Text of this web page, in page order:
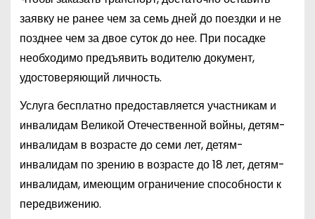
заявку не ранее чем за семь дней до поездки и не
позднее чем за двое суток до нее. При посадке
необходимо предъявить водителю документ,
удостоверяющий личность.
Услуга бесплатно предоставляется участникам и
инвалидам Великой Отечественной войны, детям-
инвалидам в возрасте до семи лет, детям-
инвалидам по зрению в возрасте до 18 лет, детям-
инвалидам, имеющим ограничение способности к
передвижению.